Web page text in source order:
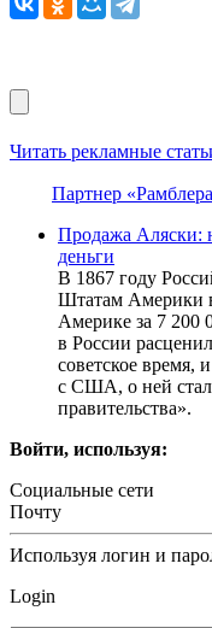
Читать рекламные
Партнер
Продажа Аляски:
деньги
В 1867 году
Штатам Америки
Америке за 7 200
в России
советское время,
с США, о ней
правительства».
Войти, используя:
Социальные сети
Почту
Используя логин и
Login